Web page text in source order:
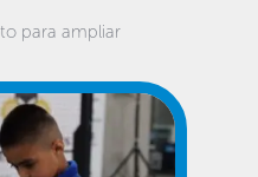
para ampliar